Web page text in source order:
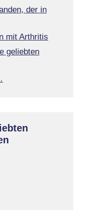
der in
mit Arthritis
geliebten